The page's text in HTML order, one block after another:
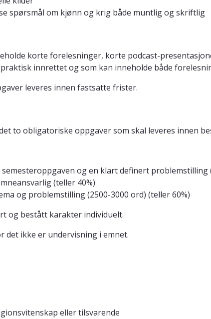
spørsmål om kjønn og krig både muntlig og skriftlig
korte forelesninger, korte podcast-
innrettet og som kan inneholde både
leveres innen fastsatte frister.
to obligatoriske oppgaver som skal leveres innen
og en klart definert
(teller 40%)
og problemstilling (2500-3000 ord) (teller 60%)
og bestått karakter individuelt.
det ikke er undervisning i emnet.
eller tilsvarende